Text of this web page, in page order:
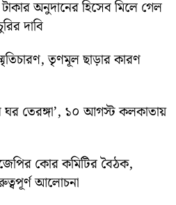
অনুদানের হিসেব মিলে গেল
দাবি
তৃণমূল ছাড়ার কারণ
ঘর তেরঙ্গা’, ১০ আগস্ট কলকাতায়
কোর কমিটির বৈঠক,
আলোচনা